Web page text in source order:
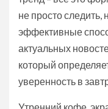
не просто следить,
эффективные
актуальных
который
уверенность в